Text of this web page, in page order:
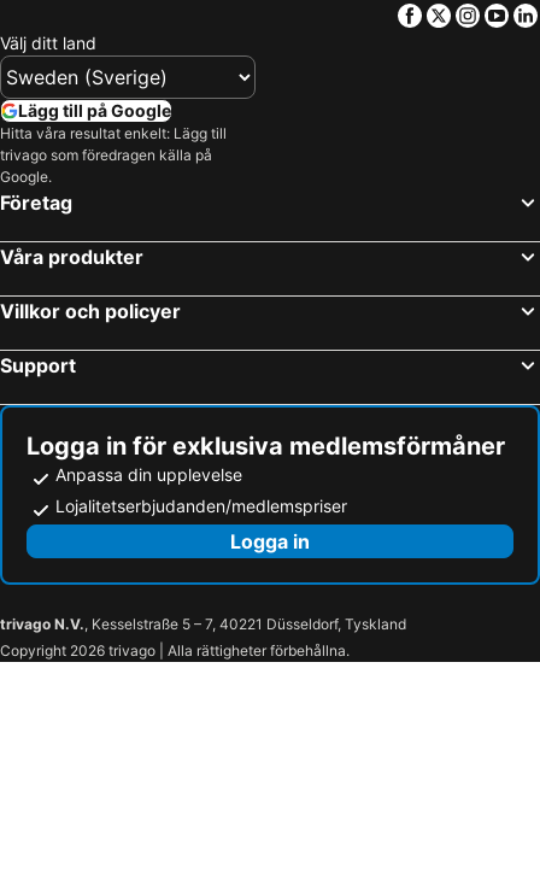
Facebook
Twitter
Välj ditt land
Lägg till på Google
Hitta våra resultat enkelt: Lägg till
trivago som föredragen källa på
Google.
Företag
Våra produkter
Villkor och policyer
Support
Logga in för exklusiva medlemsförmåner
Anpassa din upplevelse
Lojalitetserbjudanden/medlemspriser
Logga in
trivago N.V., Kesselstraße 5 – 7, 40221 Düsseldorf, Tyskland
Copyright 2026 trivago | Alla rättigheter förbehållna.